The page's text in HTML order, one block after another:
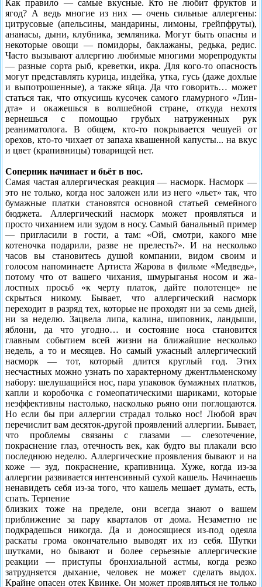
Как правило — самые вкусные. Кто не любит фруктов и
ягод? А ведь многие из них — очень сильные аллер­гены:
цитрусовые (апельсины, мандарины, лимоны, грейпфруты),
ананасы, дыни, клубника, земляника. Могут быть опасны и
некоторые овощи — помидоры, баклажаны, редька, редис.
Часто вызывают аллергию любимые многими морепродукты
— разные сорта рыб, креветки, икра. Для кого-то опасность
могут представ­лять курица, индейка, утка, гусь (даже дохлые
и выпот­рошенные), а также яйца. Да что говорить… может
статься так, что откусишь ку­сочек самого гламурного «Лин­
дта» и окажешься в волшеб­ной стране, откуда нехотя
вернешься с помощью грубых натруженных рук
реаниматолога. В общем, кто-то пок­рывается чешуей от
орехов, кто-то чихает от запаха квашенной капус­ты... на вкус
и цвет (крапивницы) то­варищей нет.
Соперник начинает и бьёт в нос.
Самая частая аллергическая реакция — насморк. Насморк —
это не только, когда нос заложен или из него «льет» так, что
бумажные платки становятся ос­новной статьей семейного
бюджета. Аллергический насморк может проявляться и
просто чиханием или зудом в носу. Самый банальный пример
— пригласили в гости, а там: «Ой, смотри, какого мне
котеночка по­дарили, разве не прелесть?». И на несколько
часов вы становитесь душой компании, видом своим и
голосом напоминаете Артиста Жарова в фильме «Медведь»,
по­тому что от вашего чихания, шмурыганья носом и жа­
лостных просьб «к черту платок, дайте полотенце» не
скрыться никому. Бывает, что аллергический насморк
переходит в разряд тех, которые не проходят ни за семь дней,
ни за неделю. Зацвела липа, калина, шиповник, ландыши,
яблони, да что угодно… и состояние носа становится
главным событием всей жизни на ближай­шие несколько
недель, а то и месяцев. Но самый ужас­ный аллергический
насморк — тот, который длится круглый год. Этих
несчастных можно узнать по харак­терному джентльменскому
набору: шелушащийся нос, пара упаковок бумажных платков,
капли и коробочка с гомеопатическими шариками, которые
неэффективны настолько, насколько рьяно они поглощаются.
Но если бы при аллергии страдал только нос! Любой врач
пере­числит вам десяток-другой проявлений аллергии. Бы­вает,
что проблемы связаны с глазами — слезотечение,
покраснение глаз, отечность век, как будто вы плакали всю
последнюю неделю. Аллергические проявления бывают и на
коже — зуд, покраснение, крапивница. Хуже, когда из-за
аллергии развивается интенсив­ный сухой кашель. Начинаешь
ненавидеть себя из-за того, что кашель мешает думать, есть,
спать. Терпение
близких тоже на пре­деле, они всегда знают о вашем
приближение за пару кварталов от дома. Незаметно не
подкрадешься никог­да. Да и доносящиеся из-под одеяла
раскаты грома окончательно выводят их из себя. Шутки
шутками, но бывают и более серь­езные аллергические
реакции — приступы бронхиальной астмы, когда резко
затрудня­ется дыхание, чело­век не может сделать выдох.
Крайне опасен отек Квинке. Он может проявляться не только